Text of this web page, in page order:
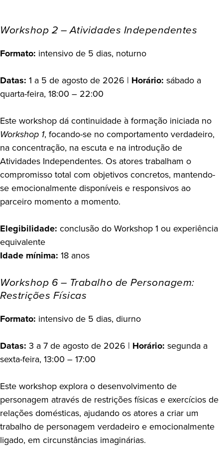
Workshop 2 – Atividades Independentes
Formato: intensivo de 5 dias, noturno
Datas: 1 a 5 de agosto de 2026 | Horário: sábado a
quarta-feira, 18:00 – 22:00
Este workshop dá continuidade à formação iniciada no
Workshop 1, focando-se no comportamento verdadeiro,
na concentração, na escuta e na introdução de
Atividades Independentes. Os atores trabalham o
compromisso total com objetivos concretos, mantendo-
se emocionalmente disponíveis e responsivos ao
parceiro momento a momento.
Elegibilidade: conclusão do Workshop 1 ou experiência
equivalente
Idade mínima: 18 anos
Workshop 6 – Trabalho de Personagem:
Restrições Físicas
Formato: intensivo de 5 dias, diurno
Datas: 3 a 7 de agosto de 2026 | Horário: segunda a
sexta-feira, 13:00 – 17:00
Este workshop explora o desenvolvimento de
personagem através de restrições físicas e exercícios de
relações domésticas, ajudando os atores a criar um
trabalho de personagem verdadeiro e emocionalmente
ligado, em circunstâncias imaginárias.